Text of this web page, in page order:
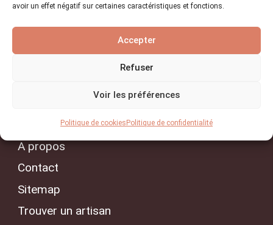
avoir un effet négatif sur certaines caractéristiques et fonctions.
Accepter
Refuser
Voir les préférences
Politique de cookiesPolitique de confidentialité
TROUVER UN PRO
Conseils & Actualités
A propos
Contact
Sitemap
Trouver un artisan